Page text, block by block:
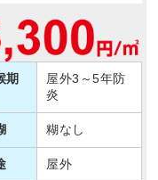
期
屋外3～5年防
炎
糊なし
屋外